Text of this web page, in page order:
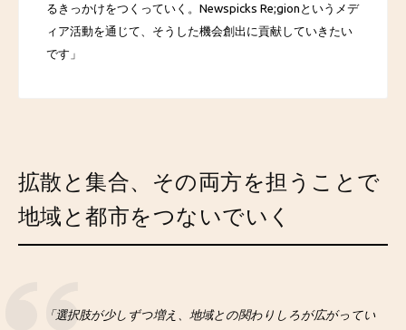
るきっかけをつくっていく。Newspicks Re;gionというメデ
ィア活動を通じて、そうした機会創出に貢献していきたい
です」
拡散と集合、その両方を担うことで
地域と都市をつないでいく
「選択肢が少しずつ増え、地域との関わりしろが広がってい